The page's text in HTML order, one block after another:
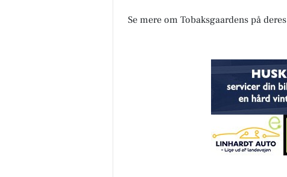
Se mere om Tobaksgaardens på deres